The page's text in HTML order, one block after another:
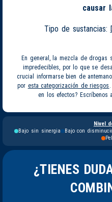
causar
Tipo de sustancias:
En general, la mezcla de drogas
impredecibles, por lo que se
crucial informarse bien de
por esta categorización de riesgos
en los efectos? Escríbenos a
Nivel
Bajo sin sinergia
Bajo con
¿TIENES